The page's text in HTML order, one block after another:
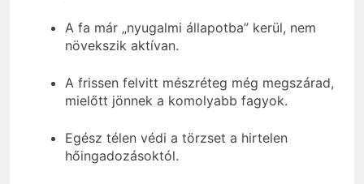
A fa már „nyugalmi állapotba” kerül, nem
növekszik aktívan.
A frissen felvitt mészréteg még megszárad,
mielőtt jönnek a komolyabb fagyok.
Egész télen védi a törzset a hirtelen
hőingadozásoktól.